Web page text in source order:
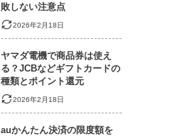
敗しない注意点
2026年2月18日
ヤマダ電機で商品券は使え
る？JCBなどギフトカードの
種類とポイント還元
2026年2月18日
auかんたん決済の限度額を